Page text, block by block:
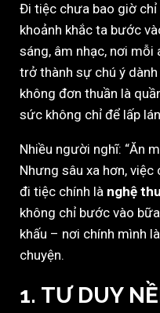
Đi tiệc chưa bao giờ chỉ
khoảnh khắc ta bước
sáng, âm nhạc, nơi
trở thành sự chú ý
không đơn thuần là
sức không chỉ để lấp
Nhiều người nghĩ: “Ăn
Nhưng sâu xa hơn,
đi tiệc chính là nghệ
không chỉ bước vào
khấu – nơi chính mình
chuyện.
1. TƯ DUY